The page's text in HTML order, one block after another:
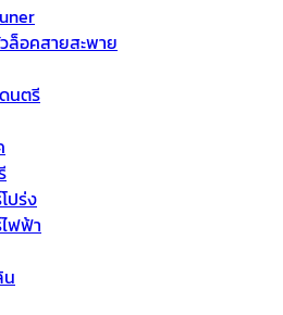
ล็อคสายสะพาย
นตรี
ปร่ง
ฟฟ้า
น